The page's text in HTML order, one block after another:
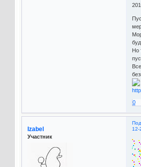
Но
0
12-
Izabel
Участник